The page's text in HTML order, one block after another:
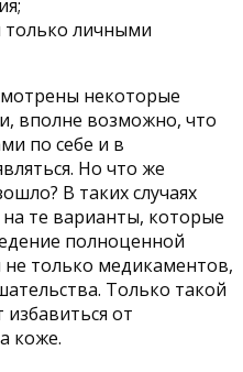
только личными
некоторые
вполне возможно, что
по себе и в
Но что же
В таких случаях
те варианты, которые
полноценной
только медикаментов,
Только такой
от
коже.